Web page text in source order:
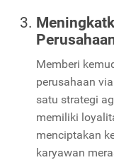
Memberi
perusahaan
satu strategi
memiliki
menciptakan
karyawan